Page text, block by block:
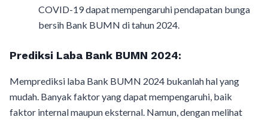
COVID-19 dapat mempengaruhi pendapatan bunga
bersih Bank BUMN di tahun 2024.
Prediksi Laba Bank BUMN 2024:
Memprediksi laba Bank BUMN 2024 bukanlah hal yang
mudah. Banyak faktor yang dapat mempengaruhi, baik
faktor internal maupun eksternal. Namun, dengan melihat